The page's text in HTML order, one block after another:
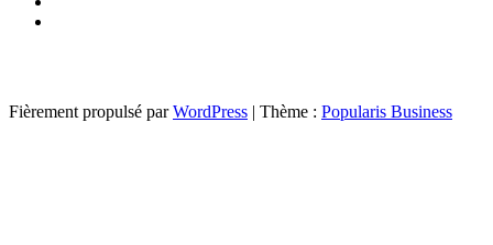
Fièrement propulsé parWordPress | Thème : Popularis Business